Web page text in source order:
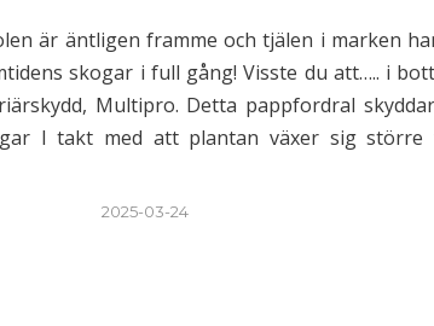
är äntligen framme och tjälen i marken
skogar i full gång! Visste du att….. i
Multipro. Detta pappfordral
I takt med att plantan växer sig större
2025-03-24